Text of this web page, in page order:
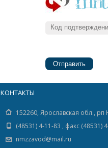
КОНТАКТЫ
152260, Ярославская обл., рп
(48531) 4-11-83 , факс (48531)
nmzzavod@mail.ru